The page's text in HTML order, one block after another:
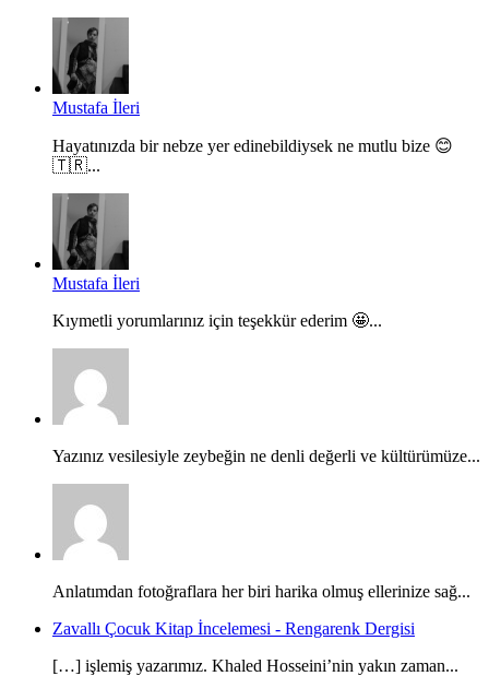
Mustafa İleri
Hayatınızda bir nebze yer edinebildiysek ne mutlu bize 😊
🇹🇷...
Mustafa İleri
Kıymetli yorumlarınız için teşekkür ederim 🤩...
Yazınız vesilesiyle zeybeğin ne denli değerli ve kültürümüze...
Anlatımdan fotoğraflara her biri harika olmuş ellerinize sağ...
Zavallı Çocuk Kitap İncelemesi - Rengarenk Dergisi
[…] işlemiş yazarımız. Khaled Hosseini’nin yakın zaman...